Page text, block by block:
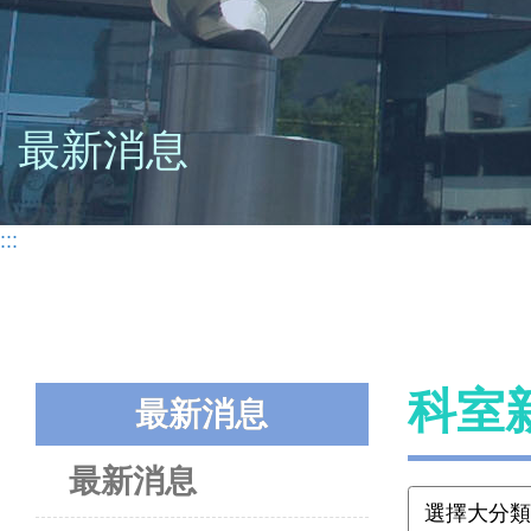
最新消息
:::
最新消息
最新消息
科室